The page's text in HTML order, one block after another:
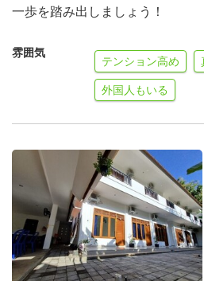
一歩を踏み出しましょう！
雰囲気
テンション高め
外国人もいる